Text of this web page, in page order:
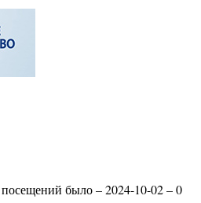
было – 2024-10-02 – 0